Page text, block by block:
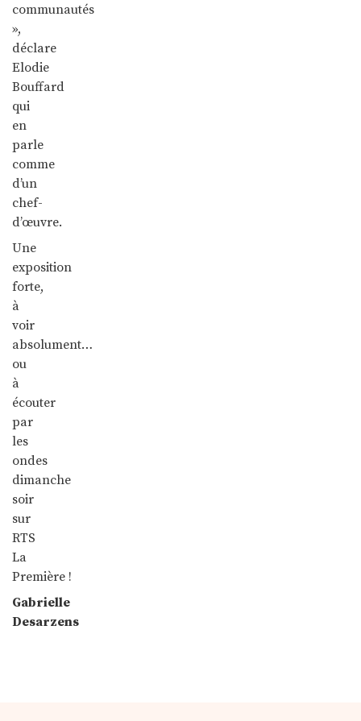
communautés
»,
déclare
Elodie
Bouffard
qui
en
parle
comme
d’un
chef-
d’œuvre.
Une
exposition
forte,
à
voir
absolument…
ou
à
écouter
par
les
ondes
dimanche
soir
sur
RTS
La
Première !
Gabrielle
Desarzens